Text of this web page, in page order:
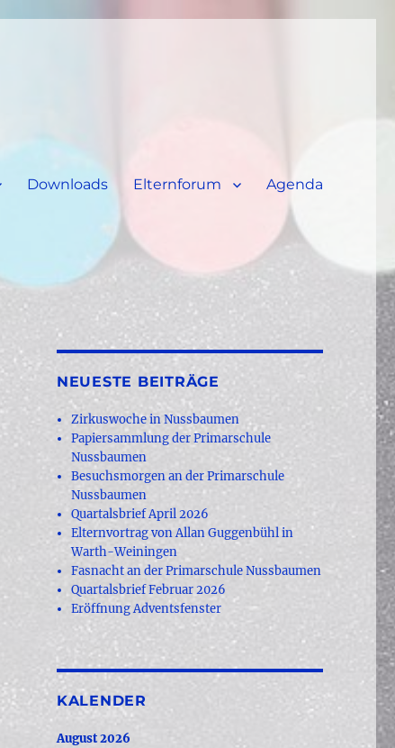
Downloads Elternforum Agenda
NEUESTE BEITRÄGE
Zirkuswoche in Nussbaumen
Papiersammlung der Primarschule
Nussbaumen
Besuchsmorgen an der Primarschule
Nussbaumen
Quartalsbrief April 2026
Elternvortrag von Allan Guggenbühl in
Warth-Weiningen
Fasnacht an der Primarschule Nussbaumen
Quartalsbrief Februar 2026
Eröffnung Adventsfenster
KALENDER
August 2026